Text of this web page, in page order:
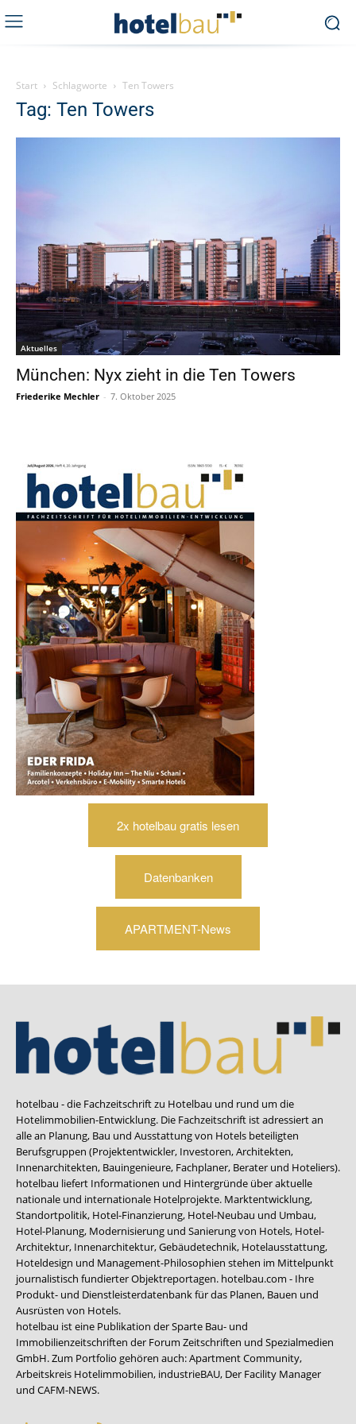
Start Schlagworte Ten Towers
Tag: Ten Towers
Aktuelles
München: Nyx zieht in die Ten Towers
Friederike Mechler - 7. Oktober 2025
2x hotelbau gratis lesen
Datenbanken
APARTMENT-News
hotelbau - die Fachzeitschrift zu Hotelbau und rund um die
Hotelimmobilien-Entwicklung. Die Fachzeitschrift ist adressiert an
alle an Planung, Bau und Ausstattung von Hotels beteiligten
Berufsgruppen (Projektentwickler, Investoren, Architekten,
Innenarchitekten, Bauingenieure, Fachplaner, Berater und Hoteliers).
hotelbau liefert Informationen und Hintergründe über aktuelle
nationale und internationale Hotelprojekte. Marktentwicklung,
Standortpolitik, Hotel-Finanzierung, Hotel-Neubau und Umbau,
Hotel-Planung, Modernisierung und Sanierung von Hotels, Hotel-
Architektur, Innenarchitektur, Gebäudetechnik, Hotelausstattung,
Hoteldesign und Management-Philosophien stehen im Mittelpunkt
journalistisch fundierter Objektreportagen. hotelbau.com - Ihre
Produkt- und Dienstleisterdatenbank für das Planen, Bauen und
Ausrüsten von Hotels.
hotelbau ist eine Publikation der Sparte Bau- und
Immobilienzeitschriften der Forum Zeitschriften und Spezialmedien
GmbH. Zum Portfolio gehören auch:Apartment Community,
Arbeitskreis Hotelimmobilien, industrieBAU, Der Facility Manager
und CAFM-NEWS.